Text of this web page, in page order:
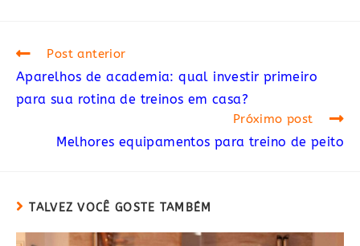
Read
articles
Post anterior
Aparelhos de academia: qual investir primeiro
para sua rotina de treinos em casa?
Próximo post
Melhores equipamentos para treino de peito
TALVEZ VOCÊ GOSTE TAMBÉM